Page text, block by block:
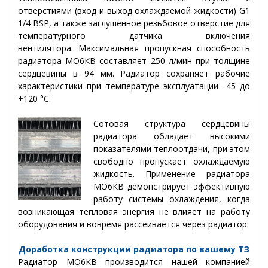
отверстиями (вход и выход охлаждаемой жидкости) G1
1/4 BSP, а также заглушенное резьбовое отверстие для
температурного датчика включения
вентилятора. Максимальная пропускная способность
радиатора МО6КВ составляет 250 л/мин при толщине
сердцевины в 94 мм.
Радиатор сохраняет рабочие
характеристики при температуре эксплуатации -45 до
+120 °С.
Сотовая структура сердцевины
радиатора обладает высокими
показателями теплоотдачи, при этом
свободно пропускает охлаждаемую
жидкость. Применение радиатора
МО6КВ демонстрирует эффективную
работу системы охлаждения, когда
возникающая тепловая энергия не влияет на работу
оборудования и вовремя рассеивается через радиатор.
Доработка конструкции радиатора по вашему ТЗ
Радиатор МО6КВ производится нашей компанией